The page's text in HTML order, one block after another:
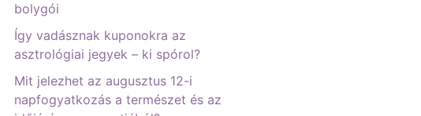
bolygói
Így vadásznak kuponokra az
asztrológiai jegyek – ki spórol?
Mit jelezhet az augusztus 12-i
napfogyatkozás a természet és az